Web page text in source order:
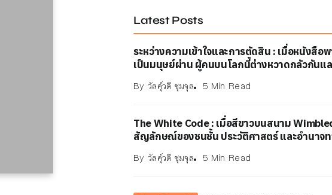
Latest Posts
ระหว่างความเข้าใจและการตัดสิน : เมื่อหนังสือ
เป็นมนุษย์ผ่าน ผู้คนบนโลกนี้ต่างหวาดกลัวกันแ
By วัลคุ์วดี ชุมจุล 5 Min Read
The White Code : เมื่อสีขาวบนสนาม
สัญลักษณ์ของชนชั้น ประวัติศาสตร์ และอำนาจ
By วัลคุ์วดี ชุมจุล 5 Min Read